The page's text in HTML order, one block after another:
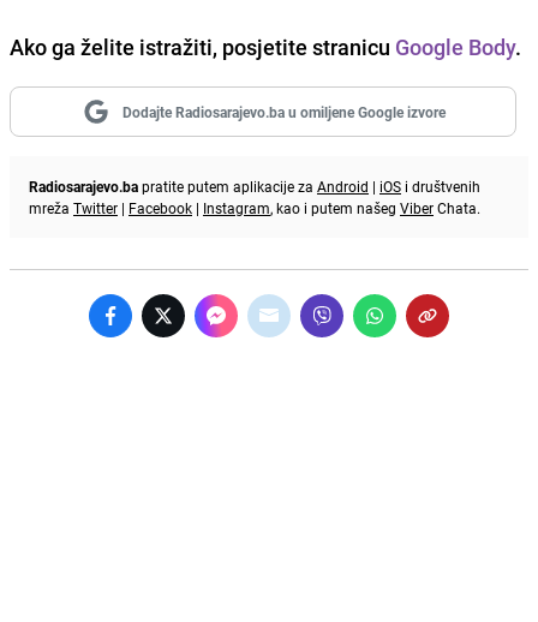
Ako ga želite istražiti, posjetite stranicu Google Body.
Dodajte Radiosarajevo.ba u omiljene Google izvore
Radiosarajevo.bapratite putem aplikacije za Android | iOS i društvenih
mreža Twitter | Facebook | Instagram, kao i putem našeg ViberChata.